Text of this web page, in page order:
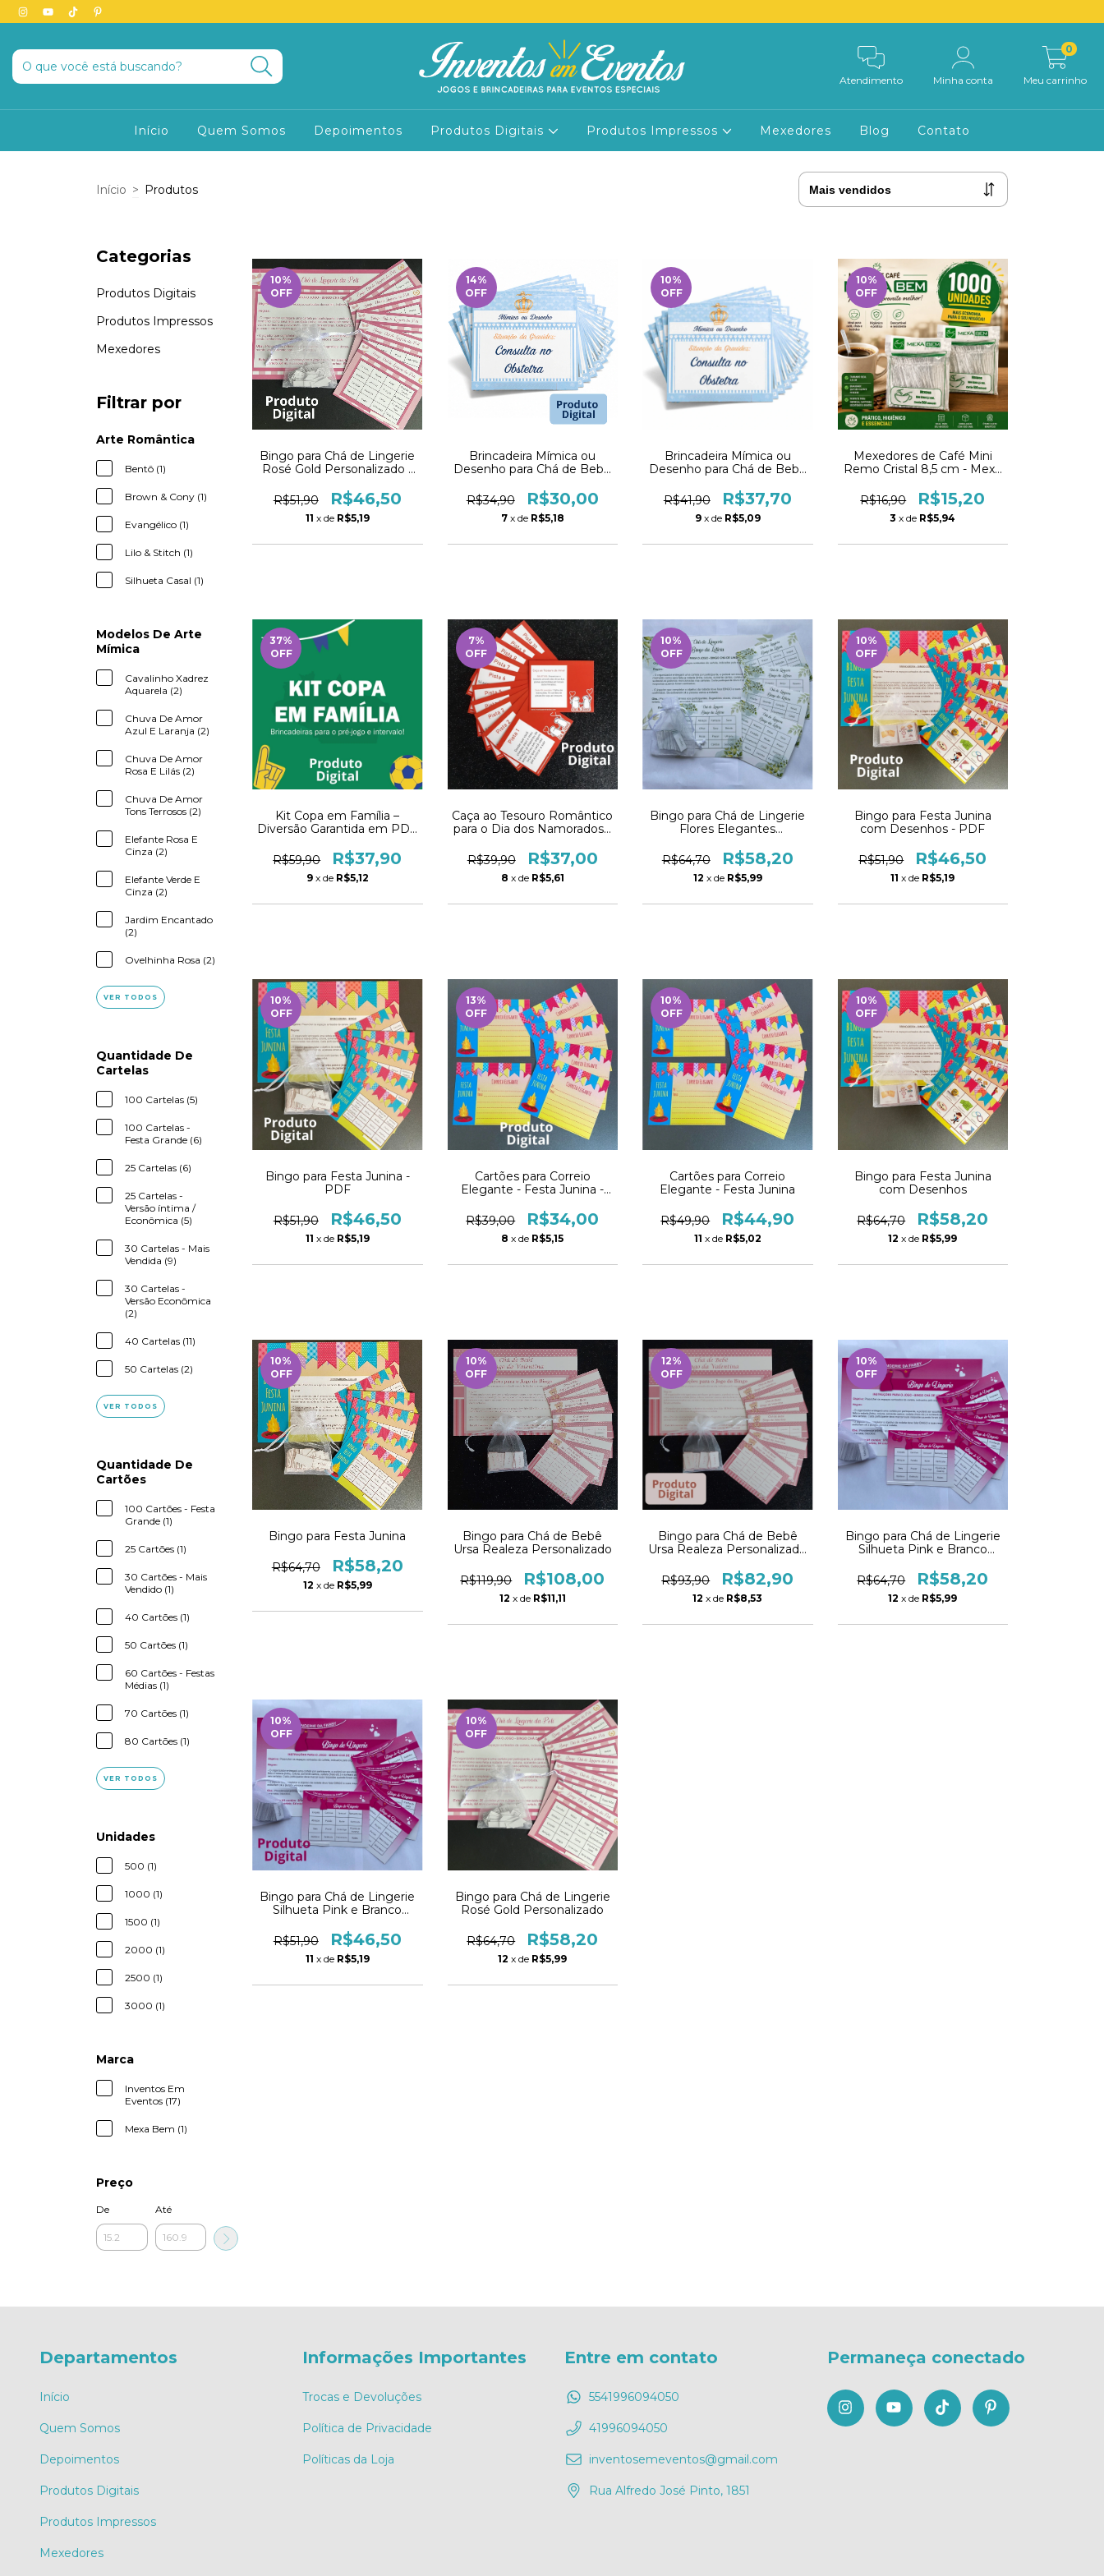
Atendimento Minha conta Meu carrinho
0
Início Quem Somos Depoimentos Produtos Digitais Produtos Impressos Mexedores Blog Contato
Início > Produtos
Categorias
Produtos Digitais
Produtos Impressos
Mexedores
Filtrar por
Arte Romântica
Bentô (1)
Brown & Cony (1)
Evangélico (1)
Lilo & Stitch (1)
Silhueta Casal (1)
Modelos De Arte
Mímica
Cavalinho Xadrez
Aquarela (2)
Chuva De Amor
Azul E Laranja (2)
Chuva De Amor
Rosa E Lilás (2)
Chuva De Amor
Tons Terrosos (2)
Elefante Rosa E
Cinza (2)
Elefante Verde E
Cinza (2)
Jardim Encantado
(2)
Ovelhinha Rosa (2)
VER TODOS
Quantidade De
Cartelas
100 Cartelas (5)
100 Cartelas -
Festa Grande (6)
25 Cartelas (6)
25 Cartelas -
Versão íntima /
Econômica (5)
30 Cartelas - Mais
Vendida (9)
30 Cartelas -
Versão Econômica
(2)
40 Cartelas (11)
50 Cartelas (2)
VER TODOS
Quantidade De
Cartões
100 Cartões - Festa
Grande (1)
25 Cartões (1)
30 Cartões - Mais
Vendido (1)
40 Cartões (1)
50 Cartões (1)
60 Cartões - Festas
Médias (1)
70 Cartões (1)
80 Cartões (1)
VER TODOS
Unidades
500 (1)
1000 (1)
1500 (1)
2000 (1)
2500 (1)
3000 (1)
Marca
Inventos Em
Eventos (17)
Mexa Bem (1)
Preço
De Até
10%
OFF
Bingo para Chá de Lingerie
Rosé Gold Personalizado -
R$51,90
R$46,50
11 x de R$5,19
14%
OFF
Brincadeira Mímica ou
Desenho para Chá de Bebê
R$34,90
R$30,00
7 x de R$5,18
10%
OFF
Brincadeira Mímica ou
Desenho para Chá de Bebê
R$41,90
R$37,70
9 x de R$5,09
10%
OFF
Mexedores de Café Mini
Remo Cristal 8,5 cm - Mexa
R$16,90
R$15,20
3 x de R$5,94
37%
OFF
Kit Copa em Família –
Diversão Garantida em PDF
R$59,90
R$37,90
9 x de R$5,12
7%
OFF
Caça ao Tesouro Romântico
para o Dia dos Namorados -
R$39,90
R$37,00
8 x de R$5,61
10%
OFF
Bingo para Chá de Lingerie
Flores Elegantes
R$64,70
R$58,20
12 x de R$5,99
10%
OFF
Bingo para Festa Junina
com Desenhos - PDF
R$51,90 R$46,50
11 x de R$5,19
10%
OFF
Bingo para Festa Junina -
PDF
R$51,90 R$46,50
11 x de R$5,19
13%
OFF
Cartões para Correio
Elegante - Festa Junina -
R$39,00
R$34,00
8 x de R$5,15
10%
OFF
Cartões para Correio
Elegante - Festa Junina
R$49,90 R$44,90
11 x de R$5,02
10%
OFF
Bingo para Festa Junina
com Desenhos
R$64,70 R$58,20
12 x de R$5,99
10%
OFF
Bingo para Festa Junina
R$64,70 R$58,20
12 x de R$5,99
10%
OFF
Bingo para Chá de Bebê
Ursa Realeza Personalizado
R$119,90 R$108,00
12 x de R$11,11
12%
OFF
Bingo para Chá de Bebê
Ursa Realeza Personalizado
R$93,90
R$82,90
12 x de R$8,53
10%
OFF
Bingo para Chá de Lingerie
Silhueta Pink e Branco
R$64,70
R$58,20
12 x de R$5,99
10%
OFF
Bingo para Chá de Lingerie
Silhueta Pink e Branco
R$51,90
R$46,50
11 x de R$5,19
10%
OFF
Bingo para Chá de Lingerie
Rosé Gold Personalizado
R$64,70 R$58,20
12 x de R$5,99
Departamentos
Início
Quem Somos
Depoimentos
Produtos Digitais
Produtos Impressos
Mexedores
Informações Importantes
Trocas e Devoluções
Política de Privacidade
Políticas da Loja
Entre em contato
5541996094050
41996094050
inventosemeventos@gmail.com
Rua Alfredo José Pinto, 1851
Permaneça conectado